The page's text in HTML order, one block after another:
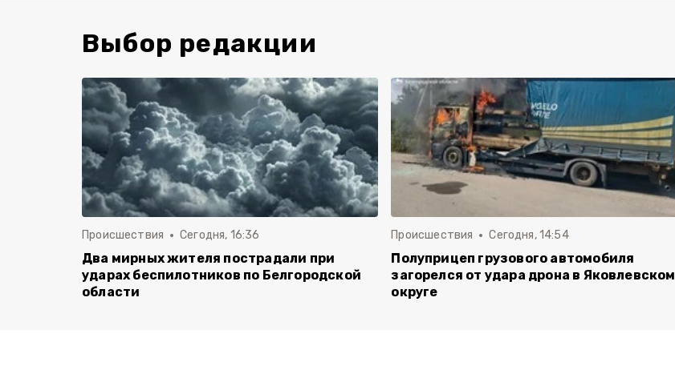
Выбор редакции
Происшествия Сегодня, 16:36
Два мирных жителя пострадали при
ударах беспилотников по Белгородской
области
Происшествия Сегодня, 14:54
Полуприцеп грузового автомобиля
загорелся от удара дрона в Яковлевском
округе